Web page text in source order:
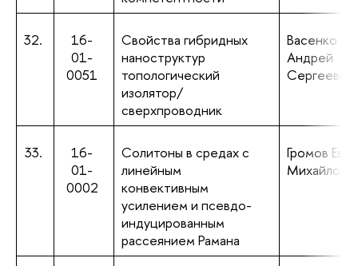
32.
16-
01-
0051
Свойства гибридных
наноструктур
топологический
изолятор/
сверхпроводник
Васенко
Андрей
Сергеевич
33.
16-
01-
0002
Солитоны в средах с
линейным
конвективным
усилением и псевдо-
индуцированным
рассеянием Рамана
Громов